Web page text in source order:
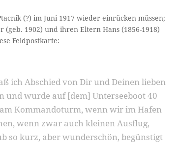
(?) im Juni 1917 wieder einrücken müssen;
1902) und ihren Eltern Hans (1856-1918)
Feldpostkarte:
ich Abschied von Dir und Deinen lieben
wurde auf [dem] Unterseeboot 40
Kommandoturm, wenn wir im Hafen
wenn zwar auch kleinen Ausflug,
so kurz, aber wunderschön, begünstigt